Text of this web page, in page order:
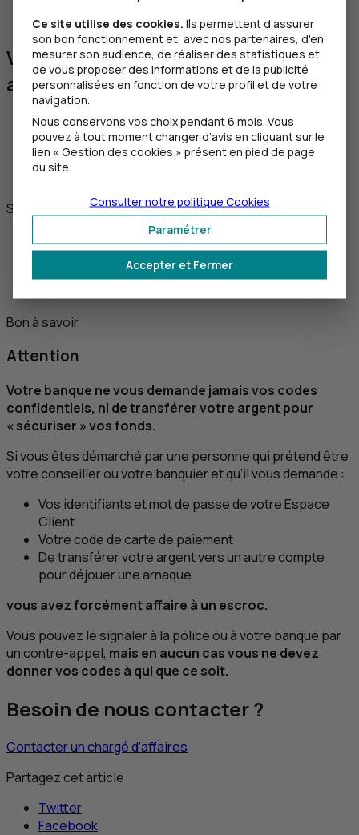
que l’escroc vous communiquerait).
Vous êtes victime de cette
arnaque ?
Bloquez votre accèsetmodifiez le mot de passe
de votre Espace client1.
Prenez contact sans tarder avec un chargé
d’affaires.
Si la fraude est avérée :
vous devez déposer plainte
vous pouvez demander à votre Agence d’effectuer
une demande de retour de fonds, sans garantie
Bon à savoir
Attention
Votre banque ne vous demande jamais vos codes
confidentiels, ni de transférer votre argent pour
« sécuriser » vos fonds.
Si vous êtes démarché par une personne qui prétend être
votre conseiller ou votre banquier et qu’il vous demande :
Vos identifiants et mot de passe de votre Espace
Client
Votre code de carte de paiement
De transférer votre argent vers un autre compte
pour déjouer une arnaque
vous avez forcément affaire à un escroc.
Vous pouvez le signaler à la police ou à votre banque par
un contre-appel, mais en aucun cas vous ne devez
donner vos codes à qui que ce soit.
Besoin de nous contacter ?
Contacter un chargé d’affaires
Partagez cet article
Twitter
Facebook
Ce site utilise des cookies. Ils permettent d'assurer
son bon fonctionnement et, avec nos partenaires, d'en
mesurer son audience, de réaliser des statistiques et
de vous proposer des informations et de la publicité
personnalisées en fonction de votre profil et de votre
navigation.
Nous conservons vos choix pendant 6 mois. Vous
pouvez à tout moment changer d’avis en cliquant sur le
lien « Gestion des cookies » présent en pied de page
du site.
Accepter et Fermer
Paramétrer
Consulter notre politique Cookies